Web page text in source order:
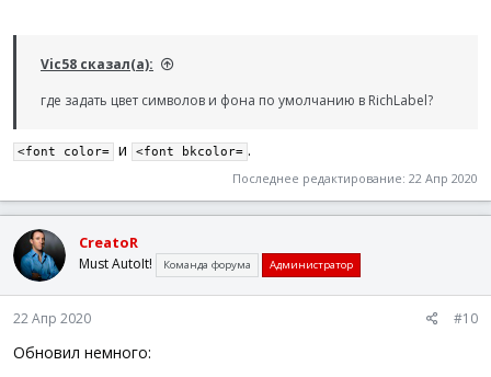
Vic58 сказал(а):
где задать цвет символов и фона по умолчанию в RichLabel?
<font color= и <font bkcolor= .
Последнее редактирование: 22 Апр 2020
CreatoR
Must AutoIt! Команда форума Администратор
22 Апр 2020 #10
Обновил немного: